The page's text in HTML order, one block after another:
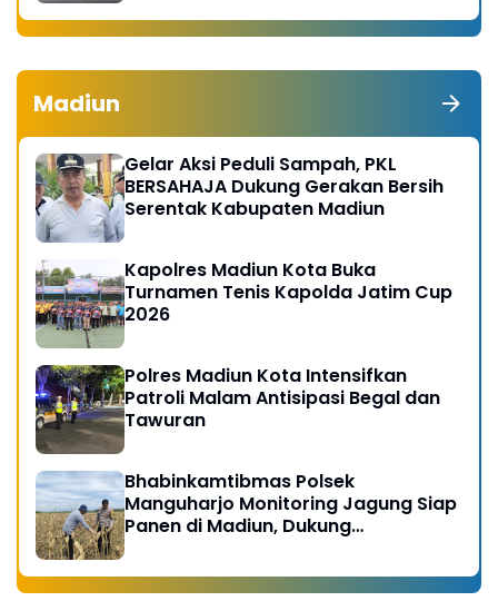
Madiun
Gelar Aksi Peduli Sampah, PKL
BERSAHAJA Dukung Gerakan Bersih
Serentak Kabupaten Madiun
Kapolres Madiun Kota Buka
Turnamen Tenis Kapolda Jatim Cup
2026
Polres Madiun Kota Intensifkan
Patroli Malam Antisipasi Begal dan
Tawuran
Bhabinkamtibmas Polsek
Manguharjo Monitoring Jagung Siap
Panen di Madiun, Dukung